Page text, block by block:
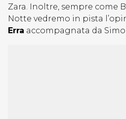
Zara. Inoltre, sempre come
Notte vedremo in pista
Erra accompagnata da